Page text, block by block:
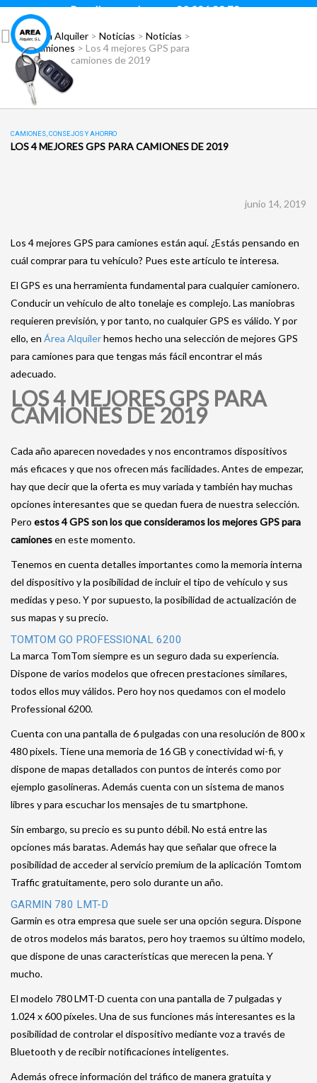
Para llamar pulsar: 93 296 88 78
Área Alquiler> Noticias > Noticias >
Camiones >Los 4 mejores GPS para
camiones de 2019
CAMIONES CONSEJOS Y AHORRO
LOS 4 MEJORES GPS PARA CAMIONES DE 2019
junio 14, 2019
Los 4 mejores GPS para camiones están aquí. ¿Estás pensando en
cuál comprar para tu vehículo? Pues este artículo te interesa.
El GPS es una herramienta fundamental para cualquier camionero.
Conducir un vehículo de alto tonelaje es complejo. Las maniobras
requieren previsión, y por tanto, no cualquier GPS es válido. Y por
ello, en Área Alquilerhemos hecho una selección de mejores GPS
para camiones para que tengas más fácil encontrar el más
adecuado.
LOS 4 MEJORES GPS PARA
CAMIONES DE 2019
Cada año aparecen novedades y nos encontramos dispositivos
más eficaces y que nos ofrecen más facilidades. Antes de empezar,
hay que decir que la oferta es muy variada y también hay muchas
opciones interesantes que se quedan fuera de nuestra selección.
Pero estos 4 GPS son los que consideramos los mejores GPS para
camionesen este momento.
Tenemos en cuenta detalles importantes como la memoria interna
del dispositivo y la posibilidad de incluir el tipo de vehículo y sus
medidas y peso. Y por supuesto, la posibilidad de actualización de
sus mapas y su precio.
TOMTOM GO PROFESSIONAL 6200
La marca TomTom siempre es un seguro dada su experiencia.
Dispone de varios modelos que ofrecen prestaciones similares,
todos ellos muy válidos. Pero hoy nos quedamos con el modelo
Professional 6200.
Cuenta con una pantalla de 6 pulgadas con una resolución de 800 x
480 pixels. Tiene una memoria de 16 GB y conectividad wi-fi, y
dispone de mapas detallados con puntos de interés como por
ejemplo gasolineras. Además cuenta con un sistema de manos
libres y para escuchar los mensajes de tu smartphone.
Sin embargo, su precio es su punto débil. No está entre las
opciones más baratas. Además hay que señalar que ofrece la
posibilidad de acceder al servicio premium de la aplicación Tomtom
Traffic gratuitamente, pero solo durante un año.
GARMIN 780 LMT-D
Garmin es otra empresa que suele ser una opción segura. Dispone
de otros modelos más baratos, pero hoy traemos su último modelo,
que dispone de unas características que merecen la pena. Y
mucho.
El modelo 780 LMT-D cuenta con una pantalla de 7 pulgadas y
1.024 x 600 píxeles. Una de sus funciones más interesantes es la
posibilidad de controlar el dispositivo mediante voz a través de
Bluetooth y de recibir notificaciones inteligentes.
Además ofrece información del tráfico de manera gratuita y